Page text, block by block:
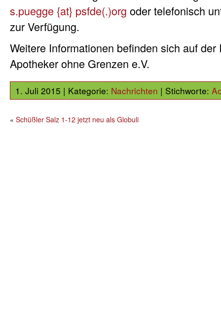
s.puegge {at} psfde(.)org oder telefonisch
zur Verfügung.
Weitere Informationen befinden sich auf der
Apotheker ohne Grenzen e.V.
1. Juli 2015 | Kategorie: Nachrichten | Stichworte:
« Schüßler Salz 1-12 jetzt neu als Globuli